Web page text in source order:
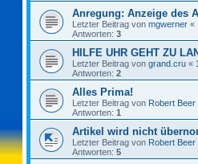
Anregung: Anzeige des
Letzter Beitrag von mgwerner «
Antworten: 3
HILFE UHR GEHT ZU
Letzter Beitrag von grand.cru «
Antworten: 2
Alles Prima!
Letzter Beitrag von Robert Beer
Antworten: 1
Artikel wird nicht
Letzter Beitrag von Robert Beer
Antworten: 5